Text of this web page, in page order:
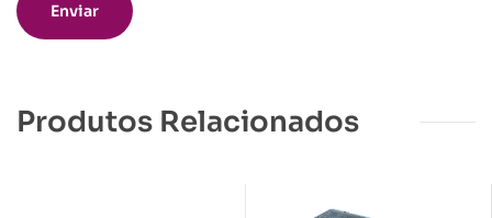
Produtos Relacionados